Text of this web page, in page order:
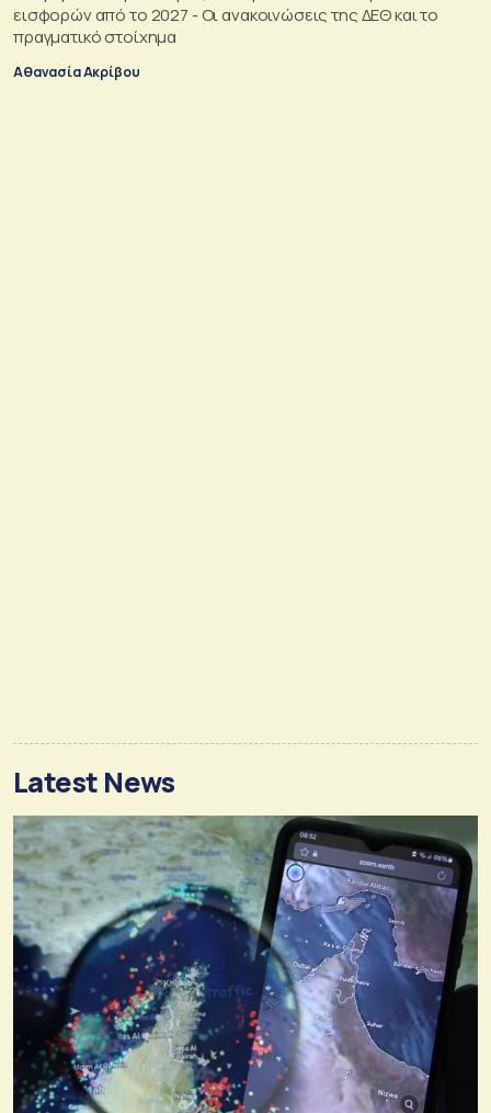
εισφορών από το 2027 - Οι ανακοινώσεις της ΔΕΘ και το
πραγματικό στοίχημα
Αθανασία Ακρίβου
Latest News